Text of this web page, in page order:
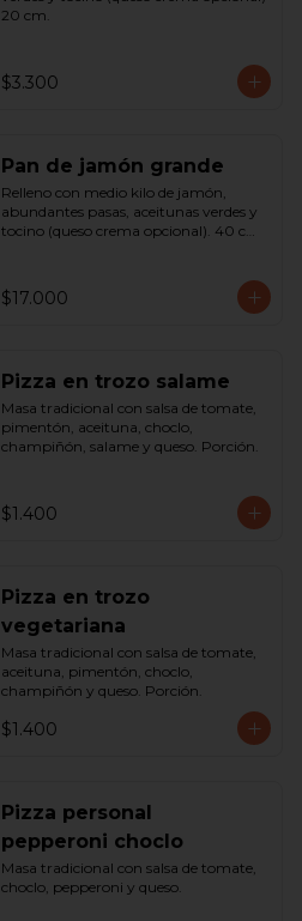
20 cm.
$3.300
Pan de jamón grande
Relleno con medio kilo de jamón,
abundantes pasas, aceitunas verdes y
tocino (queso crema opcional). 40 cm
$17.000
Pizza en trozo salame
Masa tradicional con salsa de tomate,
pimentón, aceituna, choclo,
champiñón, salame y queso. Porción.
$1.400
Pizza en trozo
vegetariana
Masa tradicional con salsa de tomate,
aceituna, pimentón, choclo,
champiñón y queso. Porción.
$1.400
Pizza personal
pepperoni choclo
Masa tradicional con salsa de tomate,
choclo, pepperoni y queso.